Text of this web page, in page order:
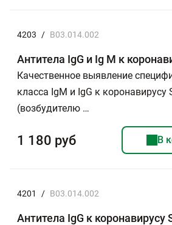
4203 / B03.014.002
Антитела IgG и Ig M к
Качественное выявление
класса IgМ и IgG к коронавирусу
(возбудителю …
1 180 руб В
4201 / B03.014.002
Антитела IgG к коронавирусу